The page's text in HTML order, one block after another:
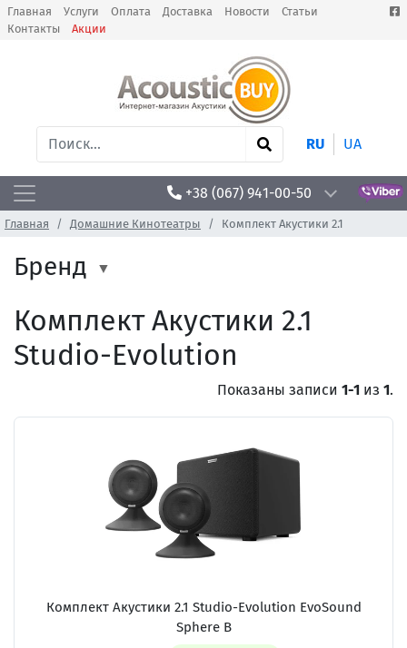
Главная Услуги Оплата Доставка Новости
Статьи
Контакты
Акции
RU UA
+38 (067) 941-00-50
Главная Домашние Кинотеатры Комплект Акустики 2.1
Бренд
Комплект Акустики 2.1
Studio-Evolution
Показаны записи 1-1 из 1.
Комплект Акустики 2.1 Studio-Evolution EvoSound
Sphere B